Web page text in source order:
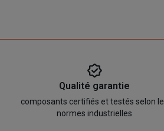
Qualité garantie
composants certifiés et testés selon
normes industrielles